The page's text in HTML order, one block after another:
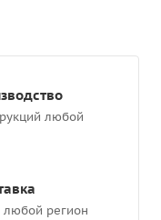
любой
любой регион